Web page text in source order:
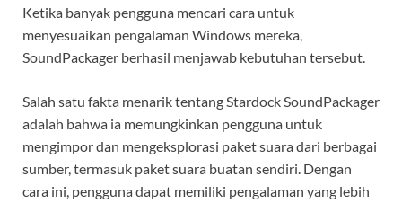
Ketika banyak pengguna mencari cara untuk
menyesuaikan pengalaman Windows mereka,
SoundPackager berhasil menjawab kebutuhan tersebut.
Salah satu fakta menarik tentang Stardock SoundPackager
adalah bahwa ia memungkinkan pengguna untuk
mengimpor dan mengeksplorasi paket suara dari berbagai
sumber, termasuk paket suara buatan sendiri. Dengan
cara ini, pengguna dapat memiliki pengalaman yang lebih